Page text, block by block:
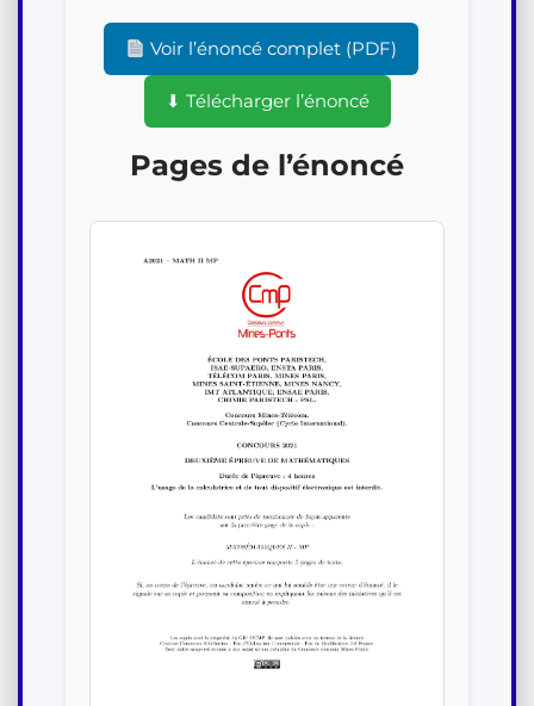
Voir l’énoncé complet (PDF)
⬇ Télécharger l’énoncé
Pages de l’énoncé